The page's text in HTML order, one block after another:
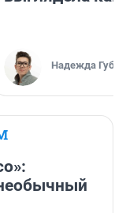
Надежда